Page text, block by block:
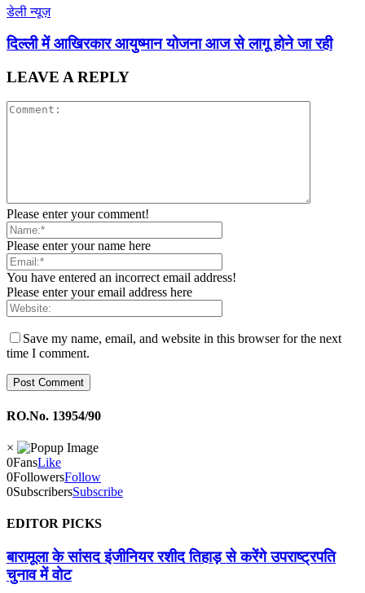
डेली न्यूज़
द‍िल्‍ली में आख‍िरकार आयुष्‍मान योजना आज से लागू होने जा रही
LEAVE A REPLY
Please enter your comment!
Please enter your name here
You have entered an incorrect email address!
Please enter your email address here
Save my name, email, and website in this browser for the next
time I comment.
RO.No. 13954/90
×
0FansLike
0FollowersFollow
0SubscribersSubscribe
EDITOR PICKS
बारामूला के सांसद इंजीनियर रशीद तिहाड़ से करेंगे उपराष्ट्रपति
चुनाव में वोट